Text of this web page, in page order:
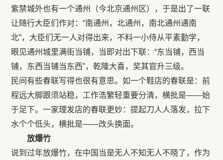
紫禁城外也有一个通州（今北京通州区），于是出了一联
让随行大臣们作对：“南通州，北通州，南北通州通南
北”，大臣们无一人对得出来，不料一小侍从平素勤学，
眼见通州城里满街当铺，当即对出下联：“东当铺，西当
铺，东西当铺当东西”，乾隆大喜，奖其官升三级。
民间有些春联写得也很有意思。如一个鞋店的春联是：前
程远大脚跟须站稳，工作浩繁轻重要分清，横批是——始
于足下。一家理发店的春联更妙：提起刀人人落发，拉下
水个个低头，横批是——改头换面。
放爆竹
说到过年放爆竹，在中国当是无人不知无人不晓了，作为